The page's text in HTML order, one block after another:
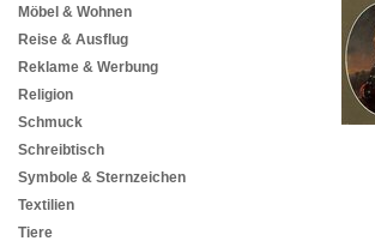
Möbel & Wohnen
Reise & Ausflug
Reklame & Werbung
Religion
Schmuck
Schreibtisch
Symbole & Sternzeichen
Textilien
Tiere